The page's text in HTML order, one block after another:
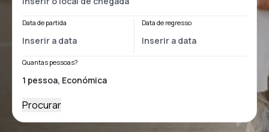
Data de partida Data de regresso
Quantas pessoas?
Procurar